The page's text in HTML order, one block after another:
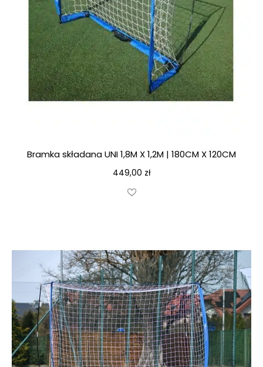
Bramka składana UNI 1,8M X 1,2M | 180CM X 120CM
449,00 zł